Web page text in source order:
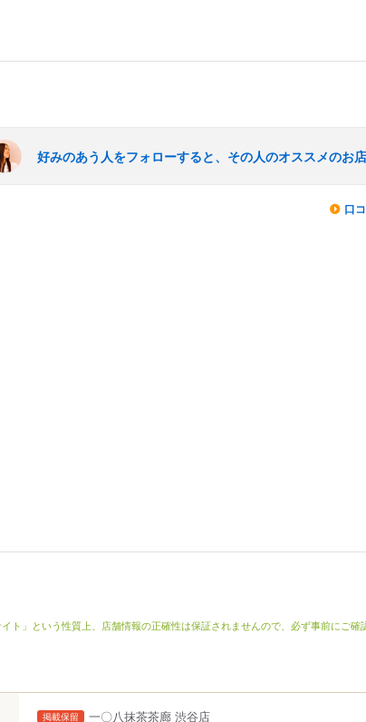
好みのあう人をフォローすると、その人のオススメのお店
口
イト」という性質上、店舗情報の正確性は保証されませんので、必ず事前にご確
掲載保留 一〇八抹茶茶廊 渋谷店